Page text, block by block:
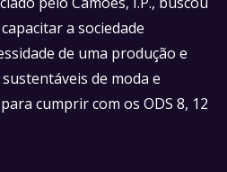
a sociedade
de uma produção e
de moda e
cumprir com os ODS 8, 12